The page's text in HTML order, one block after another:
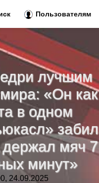
лучшим
«Он как
в одном
забил
мяч 7
минут»
24.09.2025
Пользователям